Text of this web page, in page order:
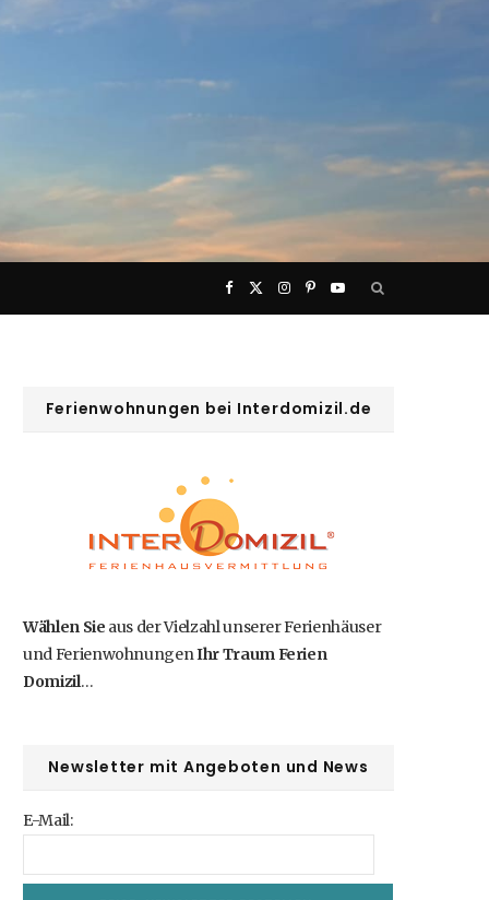
F
o
k
X
t
e
I
g
a
P
r
s
Y
Ferienwohnungen bei Interdomizil.de
Wählen Sie aus der Vielzahl unserer Ferienhäuser
und FerienwohnungenIhr Traum Ferien
Domizil…
Newsletter mit Angeboten und News
E-Mail: